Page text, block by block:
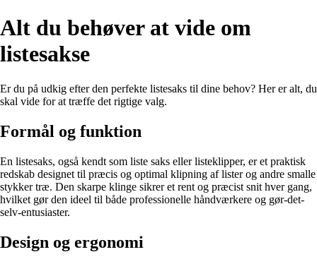
Alt du behøver at vide om
listesakse
Er du på udkig efter den perfekte listesaks til dine behov? Her er alt, du
skal vide for at træffe det rigtige valg.
Formål og funktion
En listesaks, også kendt som liste saks eller listeklipper, er et praktisk
redskab designet til præcis og optimal klipning af lister og andre smalle
stykker træ. Den skarpe klinge sikrer et rent og præcist snit hver gang,
hvilket gør den ideel til både professionelle håndværkere og gør-det-
selv-entusiaster.
Design og ergonomi